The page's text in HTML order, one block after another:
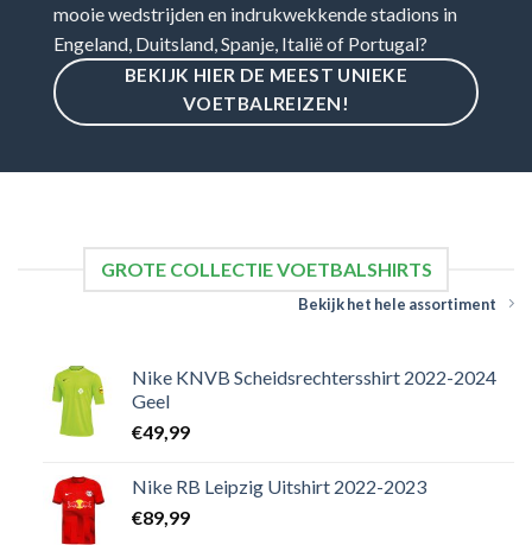
mooie wedstrijden en indrukwekkende stadions in
Engeland, Duitsland, Spanje, Italië of Portugal?
BEKIJK HIER DE MEEST UNIEKE
VOETBALREIZEN!
GROTE COLLECTIE VOETBALSHIRTS
Bekijk het hele assortiment
Nike KNVB Scheidsrechtersshirt 2022-2024
Geel
€49,99
Nike RB Leipzig Uitshirt 2022-2023
€89,99